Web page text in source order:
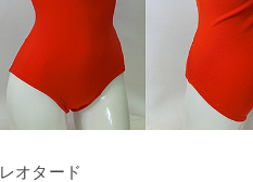
オタード